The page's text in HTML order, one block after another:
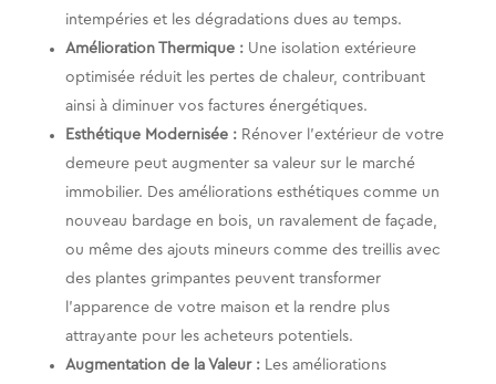
intempéries et les dégradations dues au temps.
Amélioration Thermique :Une isolation extérieure
optimisée réduit les pertes de chaleur, contribuant
ainsi à diminuer vos factures énergétiques.
Esthétique Modernisée :Rénover l’extérieur de votre
demeure peut augmenter sa valeur sur le marché
immobilier. Des améliorations esthétiques comme un
nouveau bardage en bois, un ravalement de façade,
ou même des ajouts mineurs comme des treillis avec
des plantes grimpantes peuvent transformer
l’apparence de votre maison et la rendre plus
attrayante pour les acheteurs potentiels​​.
Augmentation de la Valeur :Les améliorations